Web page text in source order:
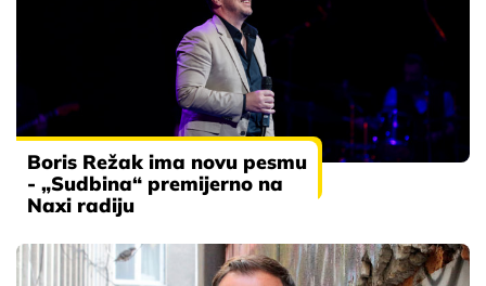
Boris Režak ima novu pesmu
- „Sudbina“ premijerno na
Naxi radiju